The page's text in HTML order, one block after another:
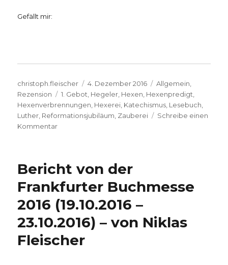
Gefällt mir:
Autor
christoph.fleischer
Veröffentlicht
am
4. Dezember 2016 Kategorien
Allgemein
Rezension
Schlagwörter
1. Gebot Hegeler Hexen Hexenpredigt
Hexenverbrennungen Hexerei Katechismus Lesebuch
Luther Reformationsjubiläum Zauberei
Schreibe einen
Kommentarzu
Hexenpredigten
Hartmut
Hegeler,
Unna
2016
Bericht von der
Frankfurter Buchmesse
2016 (19.10.2016 –
23.10.2016) – von Niklas
Fleischer